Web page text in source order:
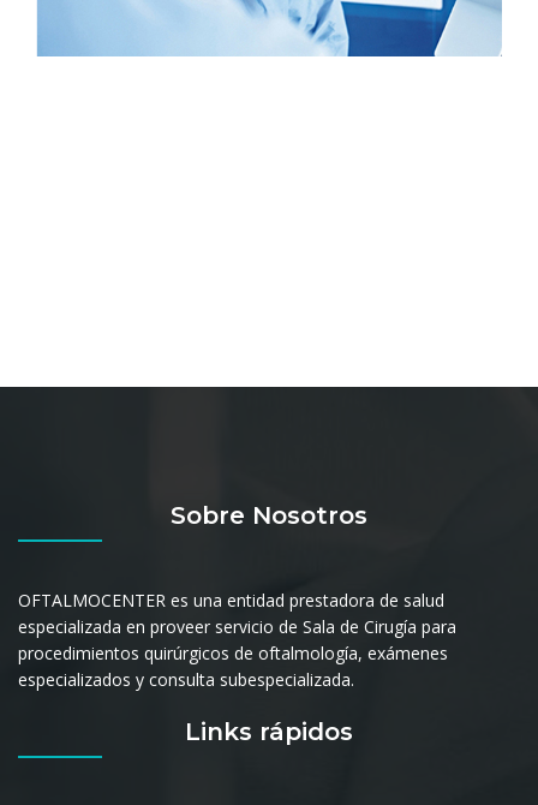
Sobre Nosotros
OFTALMOCENTER es una entidad prestadora de salud
especializada en proveer servicio de Sala de Cirugía para
procedimientos quirúrgicos de oftalmología, exámenes
especializados y consulta subespecializada.
Links rápidos